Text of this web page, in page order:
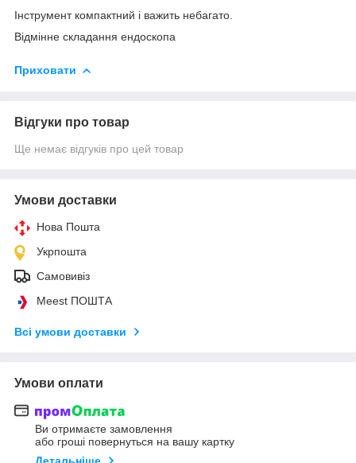
Інструмент компактний і важить небагато.
Відмінне складання ендоскопа
Приховати
Відгуки про товар
Ще немає відгуків про цей товар
Умови доставки
Нова Пошта
Укрпошта
Самовивіз
Meest ПОШТА
Всі умови доставки
Умови оплати
Ви отримаєте замовлення
або гроші повернуться на вашу картку